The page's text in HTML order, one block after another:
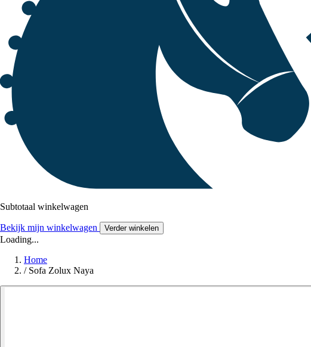
Subtotaal winkelwagen
Bekijk mijn winkelwagen Verder winkelen
Loading...
Home
/ Sofa Zolux Naya